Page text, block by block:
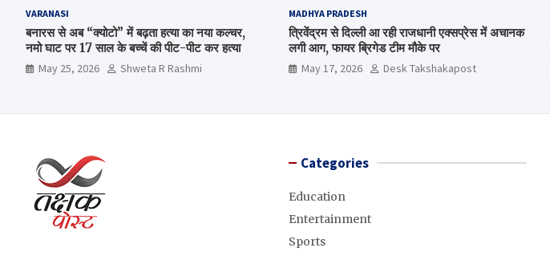
VARANASI
बनारस से अब “क्योटो” में बढ़ता हत्या का नया कल्चर,
नमो घाट पर 17 साल के बच्चें की पीट-पीट कर हत्या
May 25, 2026 Shweta R Rashmi
MADHYA PRADESH
त्रिवेंद्रम से दिल्ली आ रही राजधानी एक्सप्रेस में अचानक
लगी आग, फायर ब्रिगेड टीम मौके पर
May 17, 2026 Desk Takshakapost
Categories
Education
Entertainment
Sports